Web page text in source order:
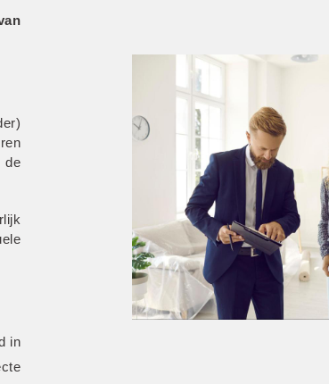
de
in